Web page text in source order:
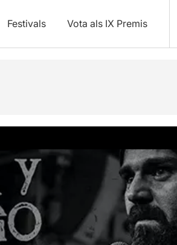
Festivals Vota als IX Premis